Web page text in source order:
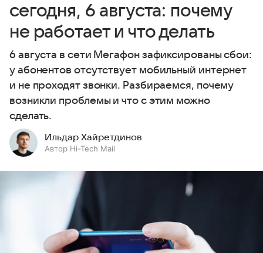
сегодня, 6 августа: почему
не работает и что делать
6 августа в сети Мегафон зафиксированы сбои:
у абонентов отсутствует мобильный интернет
и не проходят звонки. Разбираемся, почему
возникли проблемы и что с этим можно
сделать.
Ильдар Хайретдинов
Автор Hi-Tech Mail